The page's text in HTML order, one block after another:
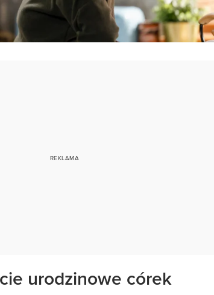
urodzinowe córek